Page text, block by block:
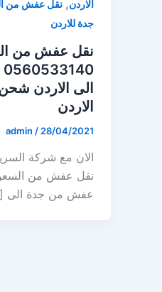
الاردن, نقل عفش من
جدة للاردن
نقل عفش من
الى الاردن
الاردن
admin / 28/04/2021
الان مع شركة
نقل عفش من
عفش من جدة الى